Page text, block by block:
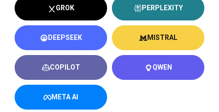
GROK PERPLEXITY
DEEPSEEK MISTRAL
COPILOT QWEN
META AI